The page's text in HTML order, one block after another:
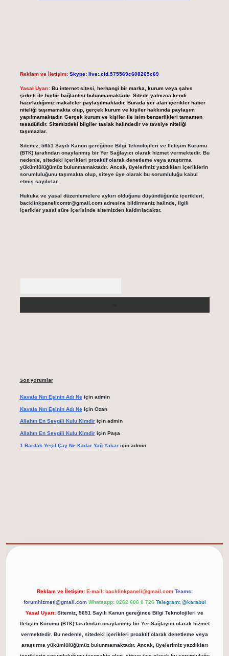
Reklam ve İletişim: Skype: live:.cid.575569c608265c69
Yasal Uyarı: Bu internet sitesi, herhangi bir marka, kurum veya şahıs
şirketi ile hiçbir bağlantısı bulunmamaktadır. Sitede yalnızca kendi
hazırladığımız makaleler paylaşılmaktadır. Burada yer alan içerikler haber
niteliği taşımamakta olup, gerçek kurum ve kişiler hakkında paylaşım
yapılmamaktadır. Gerçek kurum ve kişiler ile isim benzerlikleri tamamen
tesadüfidir. Sitemizdeki bilgiler taslak halindedir ve tavsiye niteliği
taşımazlar.
Sitemiz, 5651 Sayılı Kanun gereğince Bilgi Teknolojileri ve İletişim Kurumu
(BTK) tarafından onaylanmış bir Yer Sağlayıcı olarak hizmet vermektedir. Bu
nedenle, sitedeki içerikleri proaktif olarak denetleme veya araştırma
yükümlülüğümüz bulunmamaktadır. Ancak, üyelerimiz yazdıkları içeriklerin
sorumluluğunu taşımakta olup, siteye üye olarak bu sorumluluğu kabul
etmiş sayılırlar.
Hukuka ve yasal düzenlemelere aykırı olduğunu düşündüğünüz içerikleri,
backlinkpanelicomtr@gmail.comadresine bildirmeniz halinde, ilgili
içerikler yasal süre içerisinde sitemizden kaldırılacaktır.
Son yorumlar
Kavala Nın Eşinin Adı Neiçin admin
Kavala Nın Eşinin Adı Neiçin Ozan
Allahın En Sevgili Kulu Kimdiriçin admin
Allahın En Sevgili Kulu Kimdiriçin Paşa
1 Bardak Yeşil Çay Ne Kadar Yağ Yakariçin admin
Reklam ve İletişim: E-mail: backlinkpaneli@gmail.com Teams:
forumhizmeti@gmail.com Whatsapp: 0262 606 0 726 Telegram: @karabul
Yasal Uyarı: Sitemiz, 5651 Sayılı Kanun gereğince Bilgi Teknolojileri ve
İletişim Kurumu (BTK) tarafından onaylanmış bir Yer Sağlayıcı olarak hizmet
vermektedir. Bu nedenle, sitedeki içerikleri proaktif olarak denetleme veya
araştırma yükümlülüğümüz bulunmamaktadır. Ancak, üyelerimiz yazdıkları